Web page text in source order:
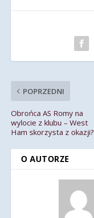
POPRZEDNI
Obrońca AS Romy na
wylocie z klubu – West
Ham skorzysta z okazji?
O AUTORZE